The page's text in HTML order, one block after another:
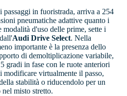
in fuoristrada, arriva a 254
pneumatiche adattive quanto i
d'uso delle prime, sette i
Audi Drive Select. Nella
importante è la presenza dello
di demoltiplicazione variabile,
gradi in fase con le ruote anteriori
modificare virtualmente il passo,
stabilità o riducendolo per un
misto stretto.